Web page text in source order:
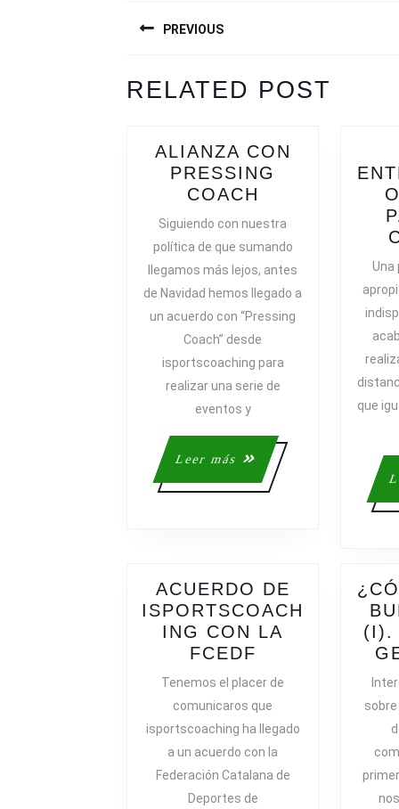
DE
ENTRADAS
PREVIOUS
post:
RELATED POST
ALIANZA CON
PRESSING
COACH
CON
COACH
Siguiendo con nuestra
política de que sumando
llegamos más lejos, antes
de Navidad hemos llegado a
un acuerdo con “Pressing
Coach” desde
isportscoaching para
realizar una serie de
eventos y
Leer más
Leer
más
Una
que
ACUERDO DE
ISPORTSCOACH
ING CON LA
FCEDF
DE
CON
LA
FCEDF
Tenemos el placer de
comunicaros que
isportscoaching ha llegado
a un acuerdo con la
Federación Catalana de
Deportes de
(I).